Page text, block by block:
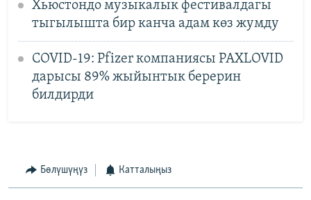
Хьюстондо музыкалык фестивалдагы
тыгылышта бир канча адам көз жумду
COVID-19: Pfizer компаниясы PAXLOVID
дарысы 89% жыйынтык берерин
билдирди
Бөлүшүңүз Катталыңыз